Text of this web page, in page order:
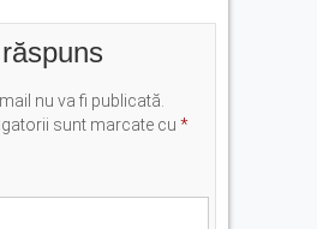
nu va fi publicată.
sunt marcate cu *